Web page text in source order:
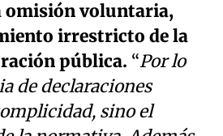
omisión voluntaria,
irrestricto de la
pública. “Por lo
de declaraciones
sino el